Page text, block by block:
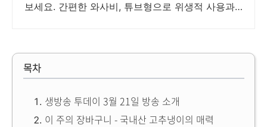
보세요. 간편한 와사비, 튜브형으로 위생적 사용과
목차
생방송 투데이 3월 21일 방송 소개
이 주의 장바구니 - 국내산 고추냉이의 매력